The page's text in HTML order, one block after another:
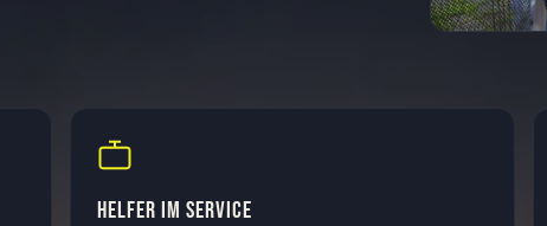
HELFER IM SERVICE